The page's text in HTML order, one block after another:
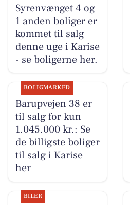
Syrenvænget 4 og
1 anden boliger er
kommet til salg
denne uge i Karise
- se boligerne her.
BOLIGMARKED
Barupvejen 38 er
til salg for kun
1.045.000 kr.: Se
de billigste boliger
til salg i Karise
her
BILER